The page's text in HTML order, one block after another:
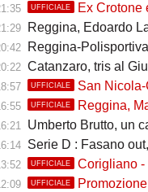
UFFICIALE Ex Crotone
Reggina, Edoardo
Reggina-Polisportiva
Catanzaro, tris al
UFFICIALE San Nicola-
UFFICIALE Reggina,
Umberto Brutto, un
Serie D : Fasano
UFFICIALE Corigliano -
UFFICIALE Promozione,